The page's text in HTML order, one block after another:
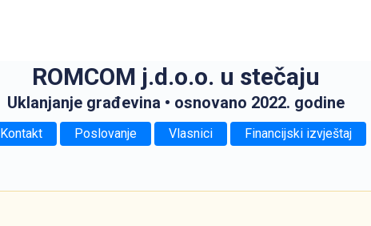
ROMCOM j.d.o.o. u stečaju
Uklanjanje građevina • osnovano 2022. godine
Kontakt Poslovanje Vlasnici Financijski izvještaj